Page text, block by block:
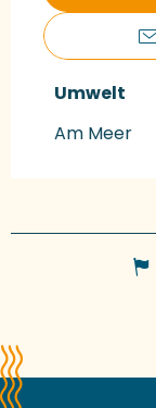
Umwelt
Umwelt
Am Meer